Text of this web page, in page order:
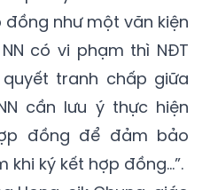
tranh chấp giữa
cần lưu ý thực hiện
đồng để đảm bảo
ký kết hợp đồng...”.
Hong-sik Chung, giáo
Chung-Ang (Hàn